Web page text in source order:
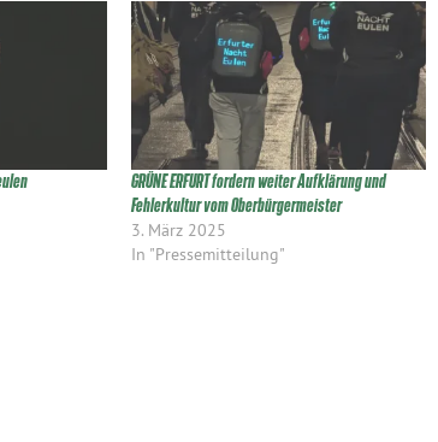
GRÜNE ERFURT fordern weiter Aufklärung und
Fehlerkultur vom Oberbürgermeister
3. März 2025
In "Pressemitteilung"